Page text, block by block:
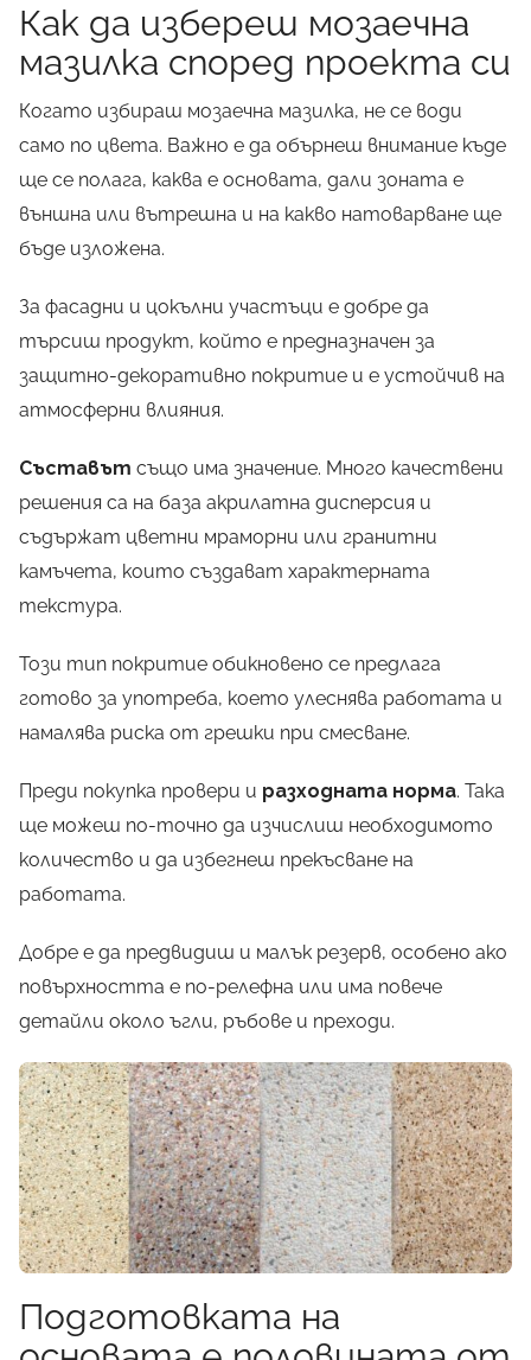
Как да избереш мозаечна
мазилка според проекта си
Когато избираш мозаечна мазилка, не се води
само по цвета. Важно е да обърнеш внимание къде
ще се полага, каква е основата, дали зоната е
външна или вътрешна и на какво натоварване ще
бъде изложена.
За фасадни и цокълни участъци е добре да
търсиш продукт, който е предназначен за
защитно-декоративно покритие и е устойчив на
атмосферни влияния.
Съставът също има значение. Много качествени
решения са на база акрилатна дисперсия и
съдържат цветни мраморни или гранитни
камъчета, които създават характерната
текстура.
Този тип покритие обикновено се предлага
готово за употреба, което улеснява работата и
намалява риска от грешки при смесване.
Преди покупка провери и разходната норма. Така
ще можеш по-точно да изчислиш необходимото
количество и да избегнеш прекъсване на
работата.
Добре е да предвидиш и малък резерв, особено ако
повърхността е по-релефна или има повече
детайли около ъгли, ръбове и преходи.
Подготовката на